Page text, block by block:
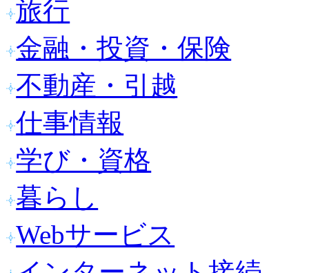
旅行
金融・投資・保険
不動産・引越
仕事情報
学び・資格
暮らし
Webサービス